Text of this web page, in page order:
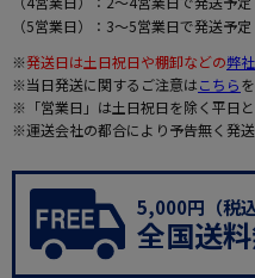
（5営業日）：3～5営業日で発送予定
※発送日は土日祝日や棚卸などの弊
※当日発送に関するご注意はこちら
※「営業日」は土日祝日を除く平日
※運送会社の都合により予告無く発
5,000円（税
全国送